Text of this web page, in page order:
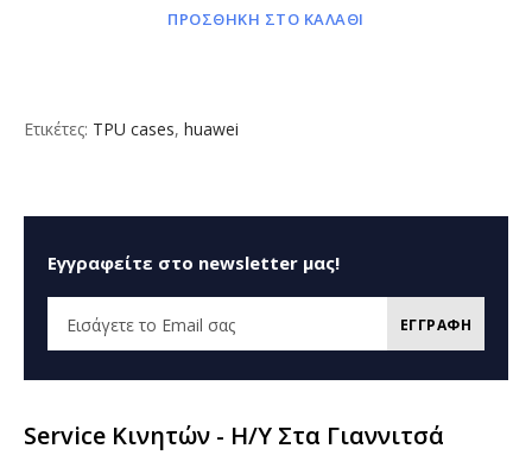
ΠΡΟΣΘΗΚΗ ΣΤΟ ΚΑΛΑΘΙ
Ετικέτες: TPU cases, huawei
Εγγραφείτε στο newsletter μας!
ΕΓΓΡΑΦΗ
Service Κινητών - H/Y Στα Γιαννιτσά